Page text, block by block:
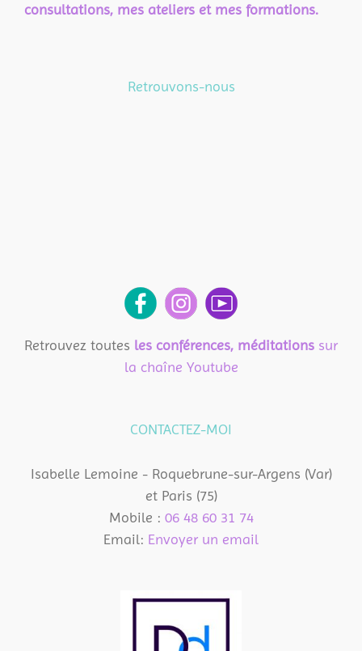
consultations, mes ateliers et mes formations.
Retrouvons-nous
Retrouvez toutes les conférences, méditations sur
la chaîne Youtube
CONTACTEZ-MOI
Isabelle Lemoine - Roquebrune-sur-Argens (Var)
et Paris (75)
Mobile : 06 48 60 31 74
Email: Envoyer un email